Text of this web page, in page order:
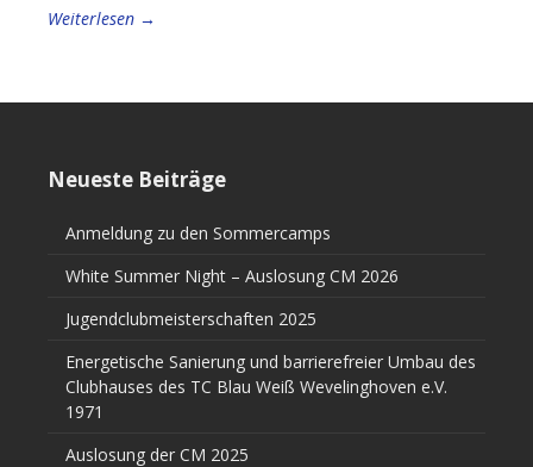
Weiterlesen →
Neueste Beiträge
Anmeldung zu den Sommercamps
White Summer Night – Auslosung CM 2026
Jugendclubmeisterschaften 2025
Energetische Sanierung und barrierefreier Umbau des
Clubhauses des TC Blau Weiß Wevelinghoven e.V.
1971
Auslosung der CM 2025